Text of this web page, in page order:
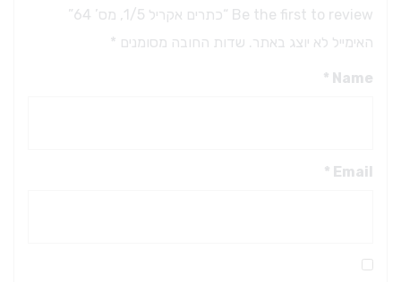
Be the first to review “כתרים אקריל 1/5, מס’ 64”
האימייל לא יוצג באתר. שדות החובה מסומנים*
Name
*
Email
*